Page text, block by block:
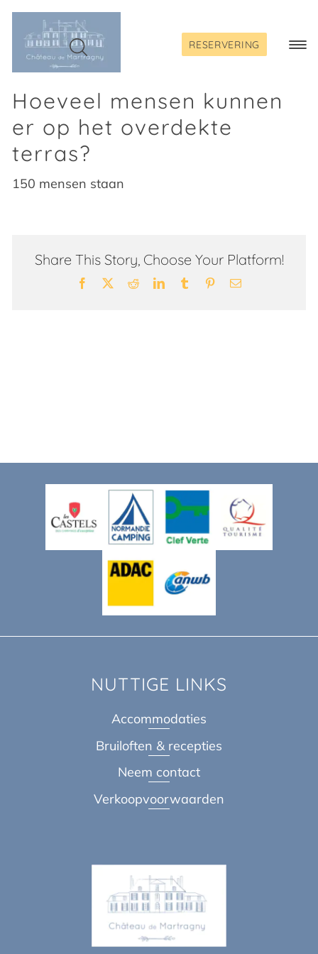
Skip
content
RESERVERING
Hoeveel mensen kunnen
er op het overdekte
terras?
150 mensen staan
Share This Story, Choose Your Platform!
Facebook RedditLinkedInTumblr PinterestEmail
NUTTIGE LINKS
Accommodaties
Bruiloften & recepties
Neem contact
Verkoopvoorwaarden